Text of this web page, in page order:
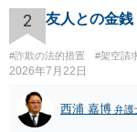
2 友人との金銭
#詐欺の法的措置 #架空請
2026年7月22日
西浦 嘉博 弁護